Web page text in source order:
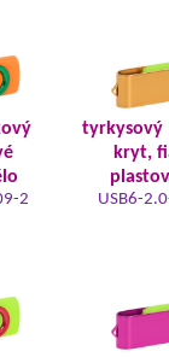
2
tyrkysový
kryt,
USB6-